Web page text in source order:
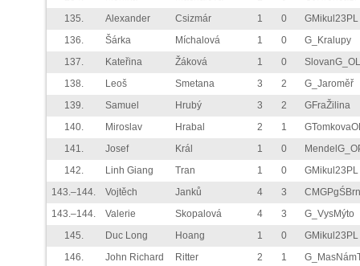
135.
Alexander Csizmár 1 0
GMikul23PL
136.
Šárka Míchalová 1 0
G_Kralupy
137.
Kateřina Žáková 1 0
SlovanG_OL
138.
Leoš Smetana 3 2
G_Jaroměř
139.
Samuel Hrubý 3 2
GFraŽilina
140.
Miroslav Hrabal 2 1
141.
Josef Král 1 0
142.
Linh Giang Tran 1 0
GMikul23PL
143.–144.
Vojtěch Janků 4 3
143.–144.
Valerie Skopalová 4 3
G_VysMýto
145.
Duc Long Hoang 1 0
GMikul23PL
146.
John Richard Ritter 2 1